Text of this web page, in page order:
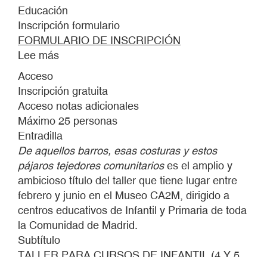
Educación
Inscripción formulario
FORMULARIO DE INSCRIPCIÓN
Lee más
AQUELLOS
BARROS,
ESAS
COSTURAS
Y
ESTOS
PÁJAROS
TEJEDORES
COMUNITARIOS.
Acceso
Inscripción gratuita
Acceso notas adicionales
Máximo 25 personas
Entradilla
De aquellos barros, esas costuras y estos
pájaros tejedores comunitarioses el amplio y
ambicioso título del taller que tiene lugar entre
febrero y junio en el Museo CA2M, dirigido a
centros educativos de Infantil y Primaria de toda
la Comunidad de Madrid.
Subtítulo